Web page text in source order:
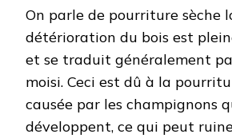
On parle de pourriture sèche
détérioration du bois est
et se traduit généralement
moisi. Ceci est dû à la
causée par les champignons
développent, ce qui peut